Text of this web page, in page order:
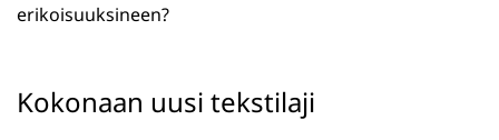
erikoisuuksineen?
Kokonaan uusi tekstilaji